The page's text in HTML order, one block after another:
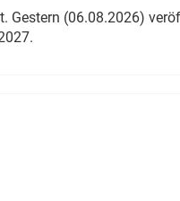
Gestern (06.08.2026)